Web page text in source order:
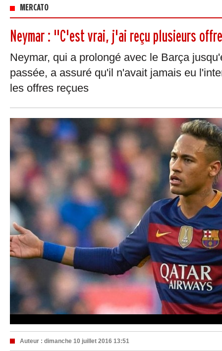
MERCATO
Neymar : "C'est vrai, j'ai reçu plusieurs
Neymar, qui a prolongé avec le Barça
passée, a assuré qu'il n'avait jamais eu
les offres reçues
Auteur : dimanche 10 juillet 2016 13:51